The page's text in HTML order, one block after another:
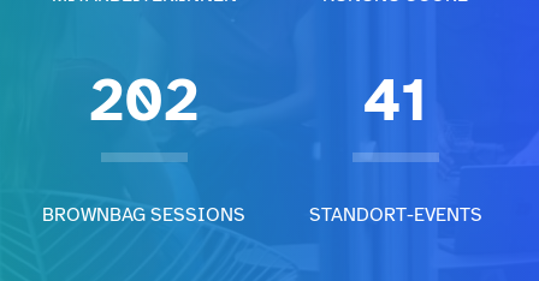
202
BROWNBAG SESSIONS
41
STANDORT-EVENTS